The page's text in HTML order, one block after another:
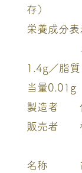
存）
栄養成分
エネル
1.4g／脂
当量0.01g
製造者 信
販売者
名称 市